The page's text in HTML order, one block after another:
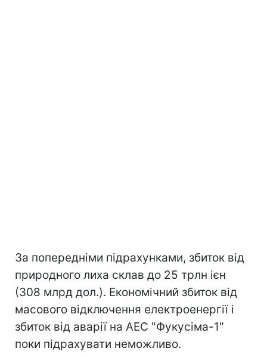
За попередніми підрахунками, збиток від
природного лиха склав до 25 трлн ієн
(308 млрд дол.). Економічний збиток від
масового відключення електроенергії і
збиток від аварії на АЕС "Фукусіма-1"
поки підрахувати неможливо.